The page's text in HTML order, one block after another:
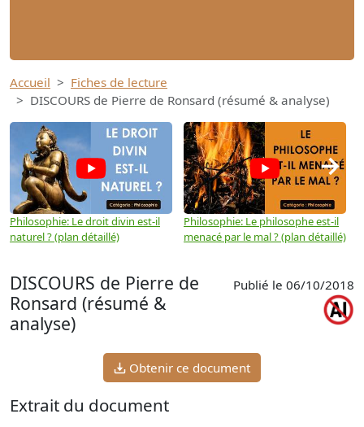
Accueil
Fiches de lecture
DISCOURS de Pierre de Ronsard (résumé & analyse)
Philosophie: Le droit divin est-il
naturel ? (plan détaillé)
Philosophie: Le philosophe est-il
menacé par le mal ? (plan détaillé)
→
DISCOURS de Pierre de
Ronsard (résumé &
analyse)
Publié le 06/10/2018
Obtenir ce document
Extrait du document